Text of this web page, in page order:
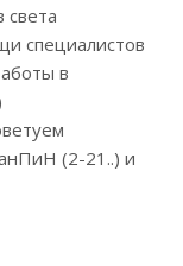
света
специалистов
в
(2-21..) и